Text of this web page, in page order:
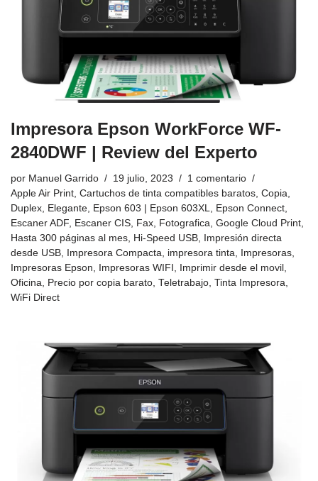
Impresora Epson WorkForce WF-
2840DWF | Review del Experto
por Manuel Garrido 19 julio, 2023
1 comentario
Apple Air Print, Cartuchos de tinta compatibles baratos, Copia,
Duplex, Elegante, Epson 603 | Epson 603XL, Epson Connect,
Escaner ADF, Escaner CIS, Fax, Fotografica, Google Cloud Print,
Hasta 300 páginas al mes, Hi-Speed USB,
Impresión directa
desde USB, Impresora Compacta, impresora tinta, Impresoras,
Impresoras Epson, Impresoras WIFI , Imprimir desde el movil ,
Oficina, Precio por copia barato, Teletrabajo, Tinta Impresora,
WiFi Direct